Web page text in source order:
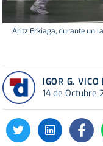
Aritz Erkiaga, durante un
IGOR G. VICO
14 de Octubre